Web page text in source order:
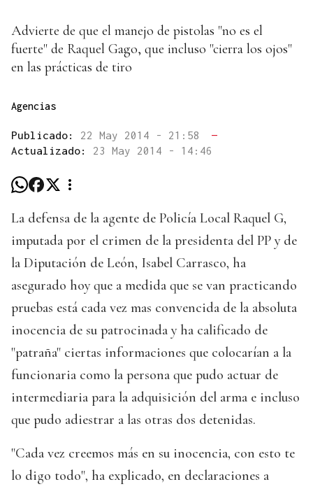
Advierte de que el manejo de pistolas "no es el
fuerte" de Raquel Gago, que incluso "cierra los ojos"
en las prácticas de tiro
Agencias
Publicado: 22 May 2014 - 21:58
—
Actualizado: 23 May 2014 - 14:46
La defensa de la agente de Policía Local Raquel G,
imputada por el crimen de la presidenta del PP y de
la Diputación de León, Isabel Carrasco, ha
asegurado hoy que a medida que se van practicando
pruebas está cada vez mas convencida de la absoluta
inocencia de su patrocinada y ha calificado de
"patraña" ciertas informaciones que colocarían a la
funcionaria como la persona que pudo actuar de
intermediaria para la adquisición del arma e incluso
que pudo adiestrar a las otras dos detenidas.
"Cada vez creemos más en su inocencia, con esto te
lo digo todo", ha explicado, en declaraciones a